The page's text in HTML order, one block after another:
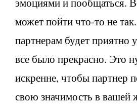
может пойти что-то не
партнерам будет приятно
все было прекрасно. Это
искренне, чтобы партнер
свою значимость в вашей